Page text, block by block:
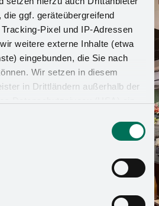
ggf. geräteübergreifend
Pixel und IP-Adressen
weitere externe Inhalte (etwa
eingebunden, die Sie nach
Wir setzen in diesem
in Drittländern außerhalb der
zugreifen,
Mit Ihrer Einstellung
Vorgänge ein. Sie
finden Sie in unserer